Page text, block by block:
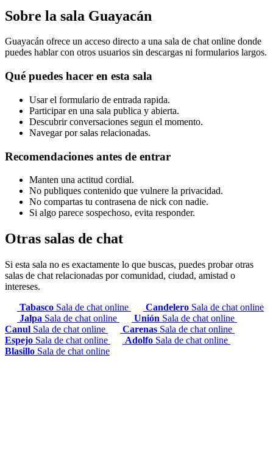
Sobre la sala Guayacán
Guayacán ofrece un acceso directo a una sala de chat online donde
puedes hablar con otros usuarios sin descargas ni formularios largos.
Qué puedes hacer en esta sala
Usar el formulario de entrada rapida.
Participar en una sala publica y abierta.
Descubrir conversaciones segun el momento.
Navegar por salas relacionadas.
Recomendaciones antes de entrar
Manten una actitud cordial.
No publiques contenido que vulnere la privacidad.
No compartas tu contrasena de nick con nadie.
Si algo parece sospechoso, evita responder.
Otras salas de chat
Si esta sala no es exactamente lo que buscas, puedes probar otras
salas de chat relacionadas por comunidad, ciudad, amistad o
intereses.
Tabasco Sala de chat online Candelero Sala de chat online
Jalpa Sala de chat online Unión Sala de chat online
Canul Sala de chat online Carenas Sala de chat online
Espejo Sala de chat online Adolfo Sala de chat online
Blasillo Sala de chat online